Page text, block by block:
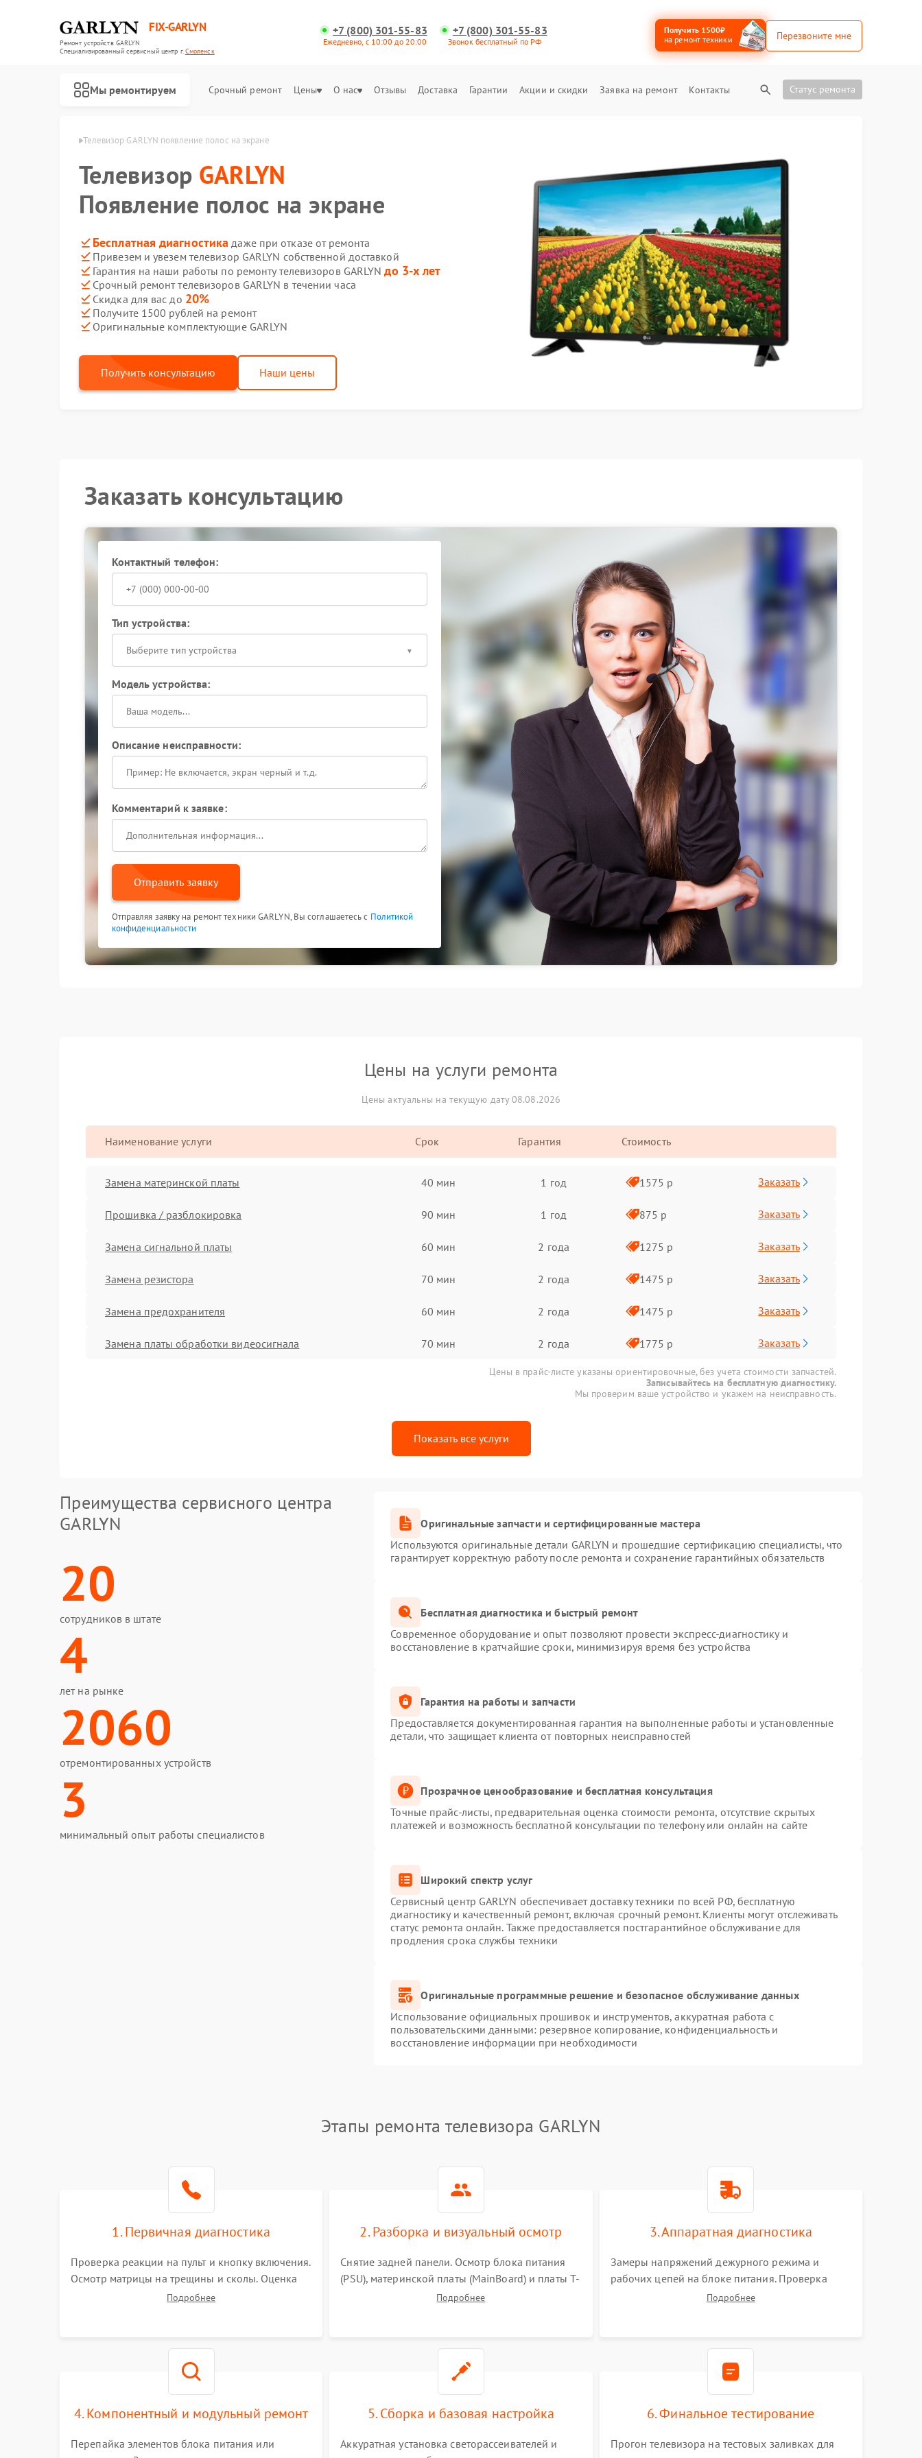
FIX-GARLYN
Ремонт устройств GARLYN
Специализированный cервисный центр г.Смоленск
+7 (800) 301-55-83
Ежедневно, с 10:00 до 20:00
+7 (800) 301-55-83
Звонок бесплатный по РФ
Получить 1500₽
на ремонт техники
Перезвоните мне
Мы ремонтируем Срочный ремонт Цены О нас Отзывы Доставка Гарантии Акции и скидки Заявка на ремонт Контакты Статус ремонта
в Смоленске Телевизор GARLYN появление полос на экране
Телевизор GARLYN
Появление полос на экране
Бесплатная диагностика даже при отказе от ремонта
Привезем и увезем телевизор GARLYN собственной доставкой
Гарантия на наши работы по ремонту телевизоров GARLYNдо 3-х лет
Срочный ремонт телевизоров GARLYN в течении часа
Скидка для вас до 20%
Получите 1500 рублей на ремонт
Оригинальные комплектующие GARLYN
Получить консультацию Наши цены
Заказать консультацию
Контактный телефон:
Тип устройства:
Выберите тип устройства
Модель устройства:
Описание неисправности:
Комментарий к заявке:
Отправить заявку
Отправляя заявку на ремонт техники GARLYN, Вы соглашаетесь с Политикой
конфиденциальности
Цены на услуги ремонта
Цены актуальны на текущую дату 08.08.2026
Наименование услуги Срок Гарантия Стоимость
Замена материнской платы 40 мин 1 год 1575 р Заказать
Прошивка / разблокировка 90 мин 1 год 875 р Заказать
Замена сигнальной платы 60 мин 2 года 1275 р Заказать
Замена резистора 70 мин 2 года 1475 р Заказать
Замена предохранителя 60 мин 2 года 1475 р Заказать
Замена платы обработки видеосигнала 70 мин 2 года 1775 р Заказать
Цены в прайс-листе указаны ориентировочные, без учета стоимости запчастей.
Записывайтесь на бесплатную диагностику.
Мы проверим ваше устройство и укажем на неисправность.
Показать все услуги
Преимущества сервисного центра
GARLYN
20
сотрудников в штате
4
лет на рынке
2060
отремонтированных устройств
3
минимальный опыт работы специалистов
Оригинальные запчасти и сертифицированные мастера
Используются оригинальные детали GARLYN и прошедшие сертификацию специалисты, что
гарантирует корректную работу после ремонта и сохранение гарантийных обязательств
Бесплатная диагностика и быстрый ремонт
Современное оборудование и опыт позволяют провести экспресс-диагностику и
восстановление в кратчайшие сроки, минимизируя время без устройства
Гарантия на работы и запчасти
Предоставляется документированная гарантия на выполненные работы и установленные
детали, что защищает клиента от повторных неисправностей
Прозрачное ценообразование и бесплатная консультация
Точные прайс-листы, предварительная оценка стоимости ремонта, отсутствие скрытых
платежей и возможность бесплатной консультации по телефону или онлайн на сайте
Широкий спектр услуг
Сервисный центр GARLYN обеспечивает доставку техники по всей РФ, бесплатную
диагностику и качественный ремонт, включая срочный ремонт. Клиенты могут отслеживать
статус ремонта онлайн. Также предоставляется постгарантийное обслуживание для
продления срока службы техники
Оригинальные программные решение и безопасное обслуживание данных
Использование официальных прошивок и инструментов, аккуратная работа с
пользовательскими данными: резервное копирование, конфиденциальность и
восстановление информации при необходимости
Этапы ремонта телевизора GARLYN
1. Первичная диагностика
Проверка реакции на пульт и кнопку включения.
Осмотр матрицы на трещины и сколы. Оценка
звука, наличия подсветки и индикаторов
Подробнее
2. Разборка и визуальный осмотр
Снятие задней панели. Осмотр блока питания
(PSU), материнской платы (MainBoard) и платы T-
Con на вздутые конденсаторы, прогары,
Подробнее
3. Аппаратная диагностика
Замеры напряжений дежурного режима и
рабочих цепей на блоке питания. Проверка
видеосигналов на плате T-Con с помощью
Подробнее
4. Компонентный и модульный ремонт
Перепайка элементов блока питания или
5. Сборка и базовая настройка
Аккуратная установка светорассеивателей и
6. Финальное тестирование
Прогон телевизора на тестовых заливках для